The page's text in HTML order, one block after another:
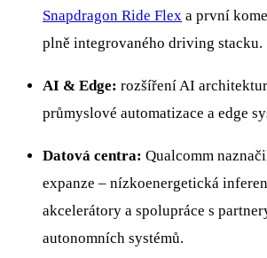
Snapdragon Ride Flex a první
plně integrovaného driving stacku.
AI & Edge: rozšíření AI
průmyslové automatizace a edge
Datová centra: Qualcomm
expanze – nízkoenergetická
akcelerátory a spolupráce s
autonomních systémů.